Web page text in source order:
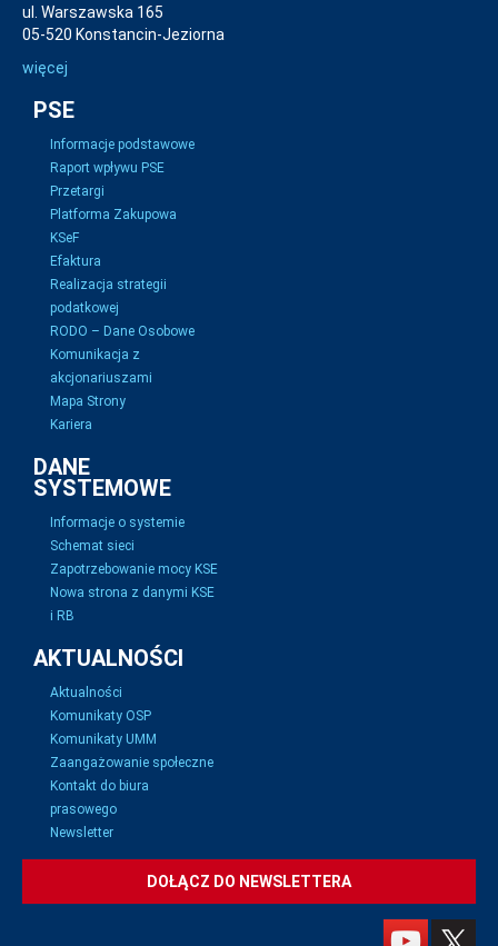
ul. Warszawska 165
05-520 Konstancin-Jeziorna
więcej
PSE
Informacje podstawowe
Raport wpływu PSE
Przetargi
Platforma Zakupowa
KSeF
Efaktura
Realizacja strategii
podatkowej
RODO – Dane Osobowe
Komunikacja z
akcjonariuszami
Mapa Strony
Kariera
DANE
SYSTEMOWE
Informacje o systemie
Schemat sieci
Zapotrzebowanie mocy KSE
Nowa strona z danymi KSE
i RB
AKTUALNOŚCI
Aktualności
Komunikaty OSP
Komunikaty UMM
Zaangażowanie społeczne
Kontakt do biura
prasowego
Newsletter
DOŁĄCZ DO NEWSLETTERA